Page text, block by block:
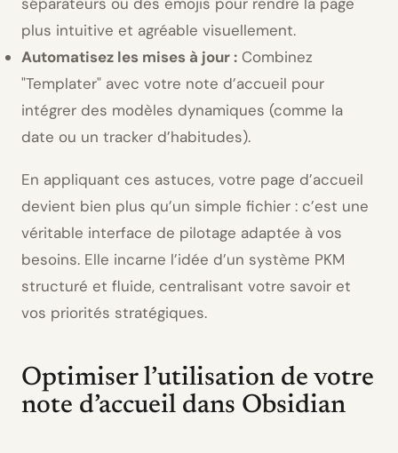
plus intuitive et agréable visuellement.
Automatisez les mises à jour : Combinez
Templater avec votre note d’accueil pour
intégrer des modèles dynamiques (comme la
date ou un tracker d’habitudes).
En appliquant ces astuces, votre page d’accueil
devient bien plus qu’un simple fichier : c’est une
véritable interface de pilotage adaptée à vos
besoins. Elle incarne l’idée d’un système PKM
structuré et fluide, centralisant votre savoir et
vos priorités stratégiques.
Optimiser l’utilisation de votre
note d’accueil dans Obsidian